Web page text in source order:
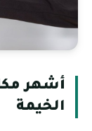
أشهر
الخيمة